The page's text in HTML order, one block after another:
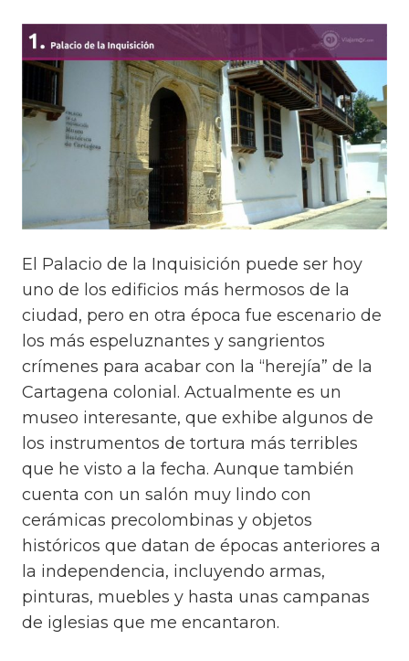
El Palacio de la Inquisición puede ser hoy
uno de los edificios más hermosos de la
ciudad, pero en otra época fue escenario de
los más espeluznantes y sangrientos
crímenes para acabar con la “herejía” de la
Cartagena colonial. Actualmente es un
museo interesante, que exhibe algunos de
los instrumentos de tortura más terribles
que he visto a la fecha. Aunque también
cuenta con un salón muy lindo con
cerámicas precolombinas y objetos
históricos que datan de épocas anteriores a
la independencia, incluyendo armas,
pinturas, muebles y hasta unas campanas
de iglesias que me encantaron.